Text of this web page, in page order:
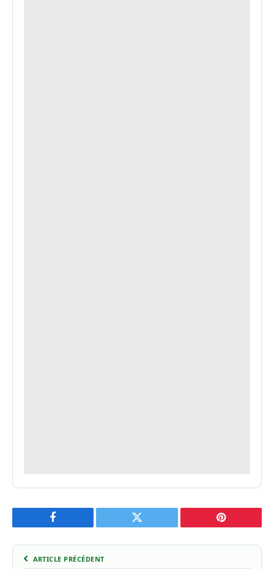
Facebook Twitter Pinterest
ARTICLE PRÉCÉDENT